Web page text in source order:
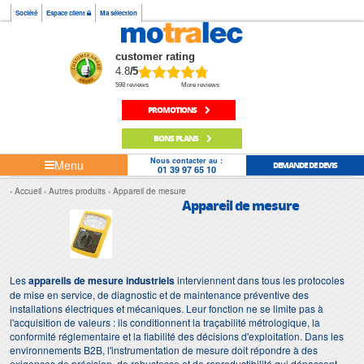
Société Espace client Ma sélection
customer rating
4.8/5
598 reviews More reviews
PROMOTIONS
BONS PLANS
Menu Nous contacter au :
01 39 97 65 10 DEMANDE DE DEVIS
Accueil Autres produits Appareil de mesure
Appareil de mesure
Lesappareils de mesure industrielsinterviennent dans tous les protocoles
de mise en service, de diagnostic et de maintenance préventive des
installations électriques et mécaniques. Leur fonction ne se limite pas à
l'acquisition de valeurs : ils conditionnent la traçabilité métrologique, la
conformité réglementaire et la fiabilité des décisions d'exploitation. Dans les
environnements B2B, l'instrumentation de mesure doit répondre à des